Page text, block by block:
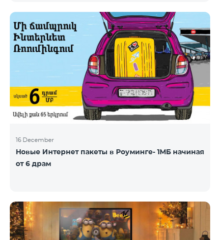
высокотехнологичной промышленности РА и
офисом главного комиссара по делам диаспоры
РА. Основная цель программы - привлечение
талантливых предпринимателей, инженеров из
диаспоры, стимулирование репатриации, а также
развитие стартап-экосистемы в Армении.
Программа позволяет превратить
технологические идеи и проекты прож
16 December
Новые Интернет пакеты в Роуминге- 1МБ начиная
от 6 драм